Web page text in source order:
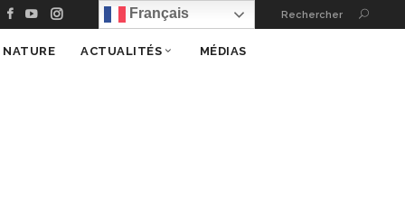
Français Rechercher
ACTUALITÉS MÉDIAS